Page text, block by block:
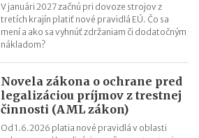
V januári 2027 začnú pri dovoze strojov z
tretích krajín platiť nové pravidlá EÚ. Čo sa
mení a ako sa vyhnúť zdržaniam či dodatočným
nákladom?
Novela zákona o ochrane pred
legalizáciou príjmov z trestnej
činnosti (AML zákon)
Od 1.6.2026 platia nové pravidlá v oblasti